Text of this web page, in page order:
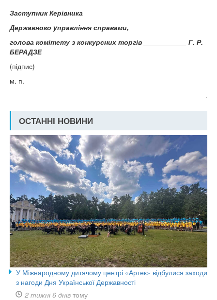
Заступник Керівника
Державного управління справами,
голова комітету з конкурсних торгів ___________ Г. Р.
БЕРАДЗЕ
(підпис)
м. п.
.
ОСТАННІ НОВИНИ
У Міжнародному дитячому центрі «Артек» відбулися заходи
з нагоди Дня Української Державності
2 тижні 6 днів тому